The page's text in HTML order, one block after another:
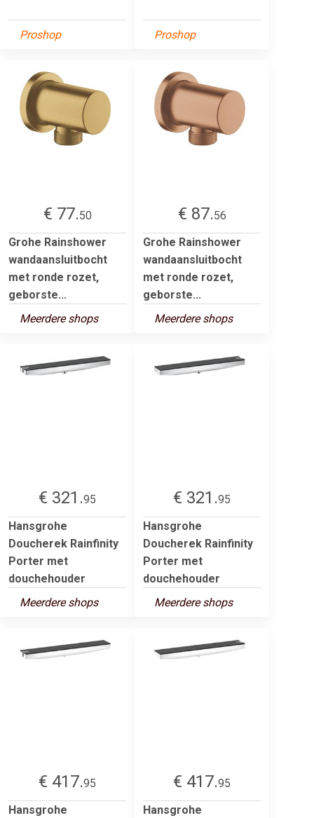
Proshop Proshop
€ 77.50
Grohe Rainshower
wandaansluitbocht
met ronde rozet,
geborste...
Meerdere shops
€ 87.56
Grohe Rainshower
wandaansluitbocht
met ronde rozet,
geborste...
Meerdere shops
€ 321.95
Hansgrohe
Doucherek Rainfinity
Porter met
douchehouder
Meerdere shops
€ 321.95
Hansgrohe
Doucherek Rainfinity
Porter met
douchehouder
Meerdere shops
€ 417.95
Hansgrohe
€ 417.95
Hansgrohe